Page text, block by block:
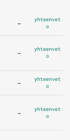
-
yhteenvet
o
-
yhteenvet
o
-
yhteenvet
o
-
yhteenvet
o